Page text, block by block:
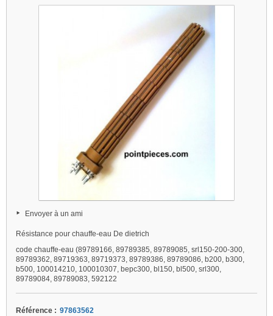
Envoyer à un ami
Résistance pour chauffe-eau De dietrich
code chauffe-eau (89789166, 89789385, 89789085, srl150-200-300,
89789362, 89719363, 89719373, 89789386, 89789086, b200, b300,
b500, 100014210, 100010307, bepc300, bl150, bl500, srl300,
89789084, 89789083, 592122
Référence : 97863562